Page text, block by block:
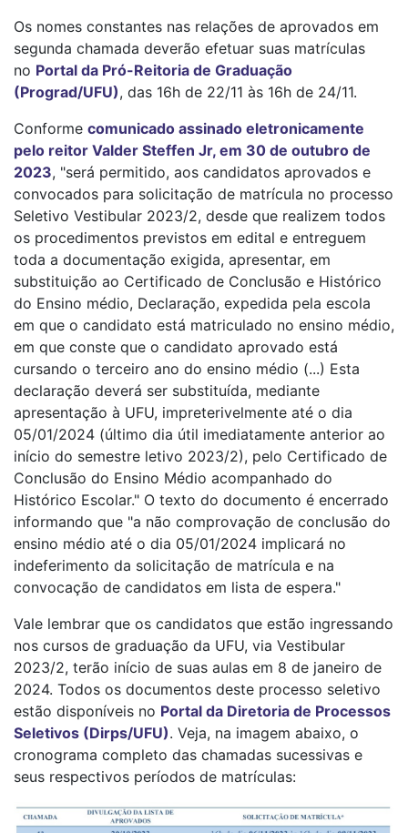
Os nomes constantes nas relações de aprovados em
segunda chamada deverão efetuar suas matrículas
no Portal da Pró-Reitoria de Graduação
(Prograd/UFU), das 16h de 22/11 às 16h de 24/11.
Conforme comunicado assinado eletronicamente
pelo reitor Valder Steffen Jr, em 30 de outubro de
2023, "será permitido, aos candidatos aprovados e
convocados para solicitação de matrícula no processo
Seletivo Vestibular 2023/2, desde que realizem todos
os procedimentos previstos em edital e entreguem
toda a documentação exigida, apresentar, em
substituição ao Certificado de Conclusão e Histórico
do Ensino médio, Declaração, expedida pela escola
em que o candidato está matriculado no ensino médio,
em que conste que o candidato aprovado está
cursando o terceiro ano do ensino médio (...) Esta
declaração deverá ser substituída, mediante
apresentação à UFU, impreterivelmente até o dia
05/01/2024 (último dia útil imediatamente anterior ao
início do semestre letivo 2023/2), pelo Certificado de
Conclusão do Ensino Médio acompanhado do
Histórico Escolar." O texto do documento é encerrado
informando que "a não comprovação de conclusão do
ensino médio até o dia 05/01/2024 implicará no
indeferimento da solicitação de matrícula e na
convocação de candidatos em lista de espera."
Vale lembrar que os candidatos que estão ingressando
nos cursos de graduação da UFU, via Vestibular
2023/2, terão início de suas aulas em 8 de janeiro de
2024. Todos os documentos deste processo seletivo
estão disponíveis no Portal da Diretoria de Processos
Seletivos (Dirps/UFU). Veja, na imagem abaixo, o
cronograma completo das chamadas sucessivas e
seus respectivos períodos de matrículas: